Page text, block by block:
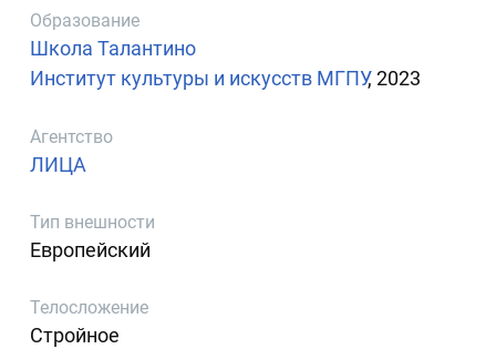
Образование
Школа Талантино
Институт культуры и искусств МГПУ, 2023
Агентство
ЛИЦА
Тип внешности
Европейский
Телосложение
Стройное